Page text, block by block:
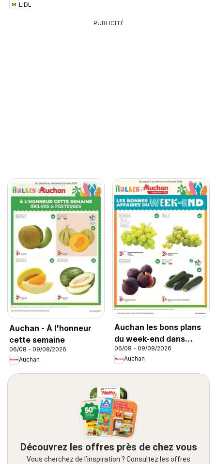
LIDL
PUBLICITÉ
Auchan - À l'honneur
cette semaine
06/08 - 09/08/2026
Auchan
Auchan les bons plans
du week-end dans
votre super
06/08 - 09/08/2026
Auchan
Découvrez les offres près de chez vous
Vous cherchez de l’inspiration ? Consultez les offres